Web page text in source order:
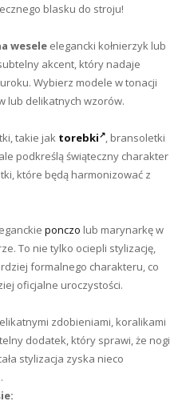
blasku do stroju!
wesele elegancki kołnierzyk lub
akcent, który nadaje
Wybierz modele w tonacji
lub delikatnych wzorów.
takie jak torebki , bransoletki
podkreślą świąteczny charakter
które będą harmonizować z
ponczo lub marynarkę w
To nie tylko ociepli stylizację,
formalnego charakteru, co
oficjalne uroczystości.
zdobieniami, koralikami
dodatek, który sprawi, że nogi
stylizacja zyska nieco